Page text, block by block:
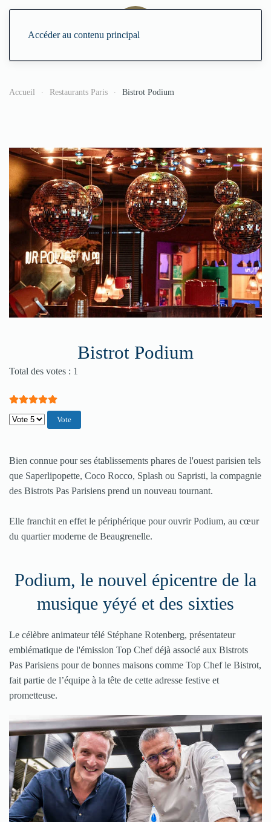
Accéder au contenu principal
Accueil Restaurants Paris Bistrot Podium
Bistrot Podium
Vote utilisateur: 5/
Total des votes : 1
Veuillez voter
Bien connue pour ses établissements phares de l'ouest parisien tels
que Saperlipopette, Coco Rocco, Splash ou Sapristi, la compagnie
des Bistrots Pas Parisiens prend un nouveau tournant.
Elle franchit en effet le périphérique pour ouvrir Podium, au cœur
du quartier moderne de Beaugrenelle.
Podium, le nouvel épicentre de la
musique yéyé et des sixties
Le célèbre animateur télé Stéphane Rotenberg, présentateur
emblématique de l'émission Top Chef déjà associé aux Bistrots
Pas Parisiens pour de bonnes maisons comme Top Chef le Bistrot,
fait partie de l’équipe à la tête de cette adresse festive et
prometteuse.